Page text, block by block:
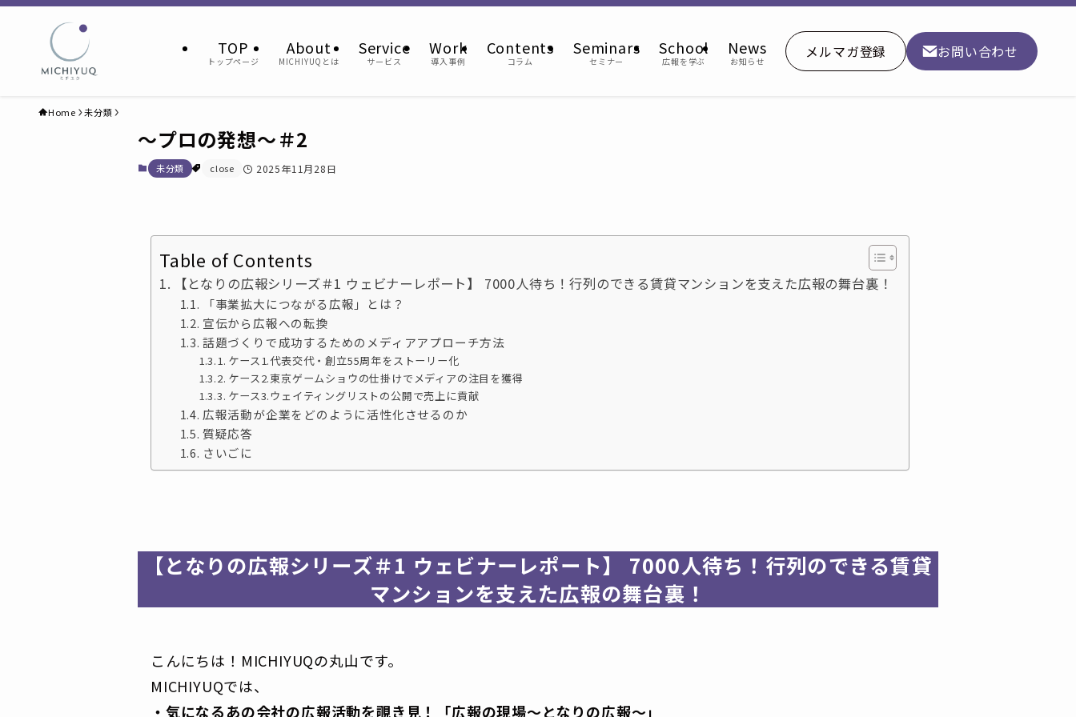
TOP
トップページ
About
MICHIYUQとは
Service
サービス
Work
導入事例
Contents
コラム
Seminars
セミナー
School
広報を学ぶ
News
お知らせ
メルマガ登録 お問い合わせ
Home 未分類
〜プロの発想〜＃2
未分類 close 2025年11月28日
Table of Contents
【となりの広報シリーズ＃1 ウェビナーレポート】 7000人待ち！行列のできる賃貸マンションを支えた広報の舞台裏！
「事業拡大につながる広報」とは？
宣伝から広報への転換
話題づくりで成功するためのメディアアプローチ方法
ケース1.代表交代・創立55周年をストーリー化
ケース2.東京ゲームショウの仕掛けでメディアの注目を獲得
ケース3.ウェイティングリストの公開で売上に貢献
広報活動が企業をどのように活性化させるのか
質疑応答
さいごに
【となりの広報シリーズ＃1 ウェビナーレポート】 7000人待ち！行列のできる賃貸
マンションを支えた広報の舞台裏！
こんにちは！MICHIYUQの丸山です。
MICHIYUQでは、
・気になるあの会社の広報活動を覗き見！「広報の現場〜となりの広報〜」